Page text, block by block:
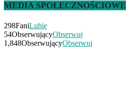
MEDIA SPOŁECZNOŚCIOWE
298FaniLubię
54ObserwującyObserwuj
1,848ObserwującyObserwuj